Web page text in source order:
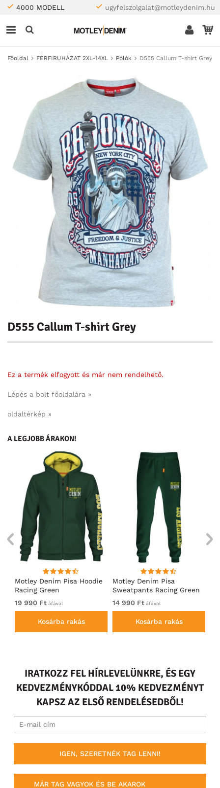
4000 MODELL ugyfelszolgalat@motleydenim.hu
Főoldal FÉRFIRUHÁZAT 2XL-14XL Pólók D555 Callum T-shirt Grey
D555 Callum T-shirt Grey
Ez a termék elfogyott és már nem rendelhető.
Lépés a bolt főoldalára »
oldaltérkép »
A LEGJOBB ÁRAKON!
Motley Denim Pisa Hoodie
Racing Green
19 990 Ft áfával
Kosárba rakás
Motley Denim Pisa
Sweatpants Racing Green
14 990 Ft áfával
Kosárba rakás
IRATKOZZ FEL HÍRLEVELÜNKRE, ÉS EGY
KEDVEZMÉNYKÓDDAL 10% KEDVEZMÉNYT
KAPSZ AZ ELSŐ RENDELÉSEDBŐL!
IGEN, SZERETNÉK TAG LENNI!
MÁR TAG VAGYOK ÉS BE AKAROK